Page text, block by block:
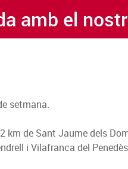
amb el
setmana.
km de Sant Jaume dels
i Vilafranca del